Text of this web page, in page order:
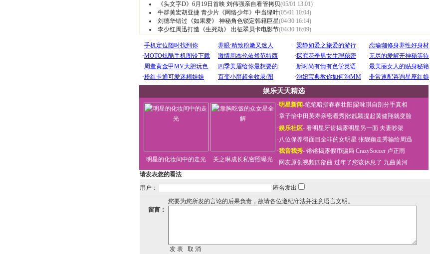
《头文字D》6月19日首映 刘伟强亲自看管拷贝(05/01 13:01)
牛群黄宏胡亚捷 青少片《网络少年》中当绿叶(05/01 10:04)
刘德华错过《如果爱》 神秘角色锁定韩籍巨星(04/30 16:14)
李少红周迅打造《生死劫》 出征翠贝卡电影节(04/30 16:09)
娱乐天天精选
明星的化妆间中的走光 关之琳成长私密照曝光
·明星新闻-笔笔暗指春春壮阳 梁咏琪自剖分手真相
·章子怡中田英寿亲密看秀张靓颖提起黄健翔就变脸
·娱乐社区- 看明星牙齿揭露明星另一面 夫妻吵架
·八位保养得面目全非的女明星 张靓颖走秀输给周迅
·我音我秀- 锵锵揭露假币骗局 CrazySoccer 卢正雨
· 网友原创视频四部曲 过年了您该休息了 九曲黄河
请发表您的看法
用户：
匿名发出
您要为您所发的言论的后果负责，故请各位遵纪守法并注意语言文明。
留言：